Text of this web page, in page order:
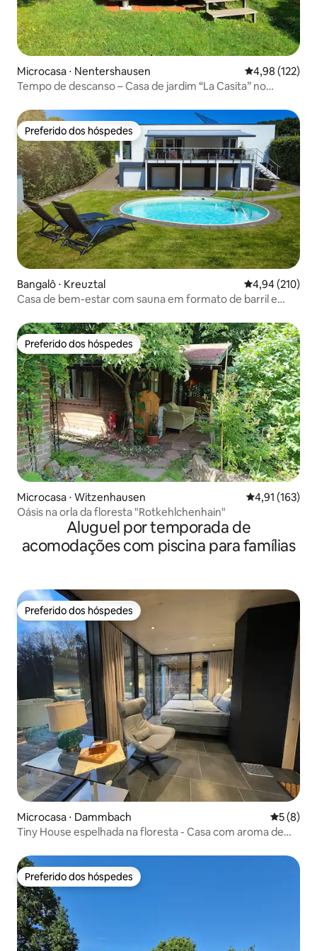
Microcasa ⋅ Nentershausen 4,98 de uma
4,98 (122)
Tempo de descanso – Casa de jardim “La Casita” no
Preferido dos hóspedes
Preferido dos hóspedes
Bangalô ⋅ Kreuztal 4,94 de uma
4,94 (210)
Casa de bem-estar com sauna em formato de barril e
Preferido dos hóspedes
Preferido dos hóspedes
Microcasa ⋅ Witzenhausen 4,91 de uma
4,91 (163)
Oásis na orla da floresta "Rotkehlchenhain"
Aluguel por temporada de
acomodações com piscina para famílias
Preferido dos hóspedes
Preferido dos hóspedes
Microcasa ⋅ Dammbach 5 de
5 (8)
Tiny House espelhada na floresta - Casa com aroma de
Preferido dos hóspedes
Preferido dos hóspedes